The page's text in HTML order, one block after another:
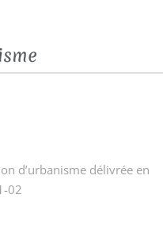
d’urbanisme délivrée en
02